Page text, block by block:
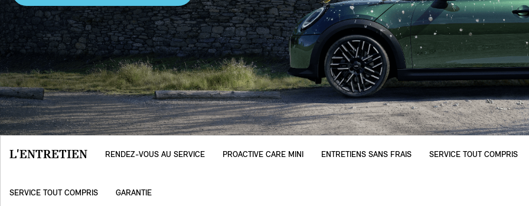
L'ENTRETIEN RENDEZ-VOUS AU SERVICE PROACTIVE CARE MINI ENTRETIENS SANS FRAIS SERVICE TOUT COMPRIS
SERVICE TOUT COMPRIS GARANTIE